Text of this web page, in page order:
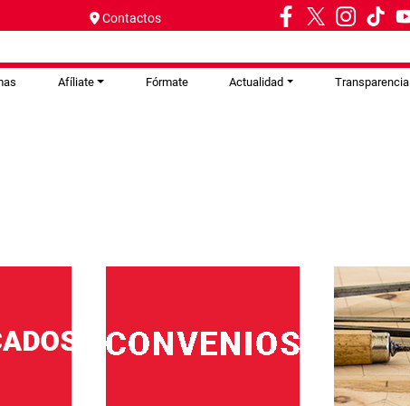
Contactos
Afíliate Fórmate Actualidad Transparencia